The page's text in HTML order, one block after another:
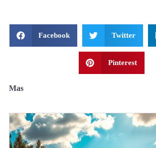
Facebook Twitter
Pinterest
Mas